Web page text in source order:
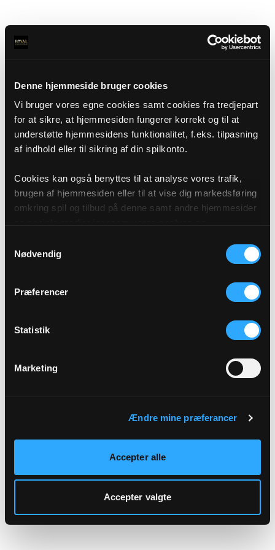
Denne hjemmeside bruger cookies
Vi bruger vores egne cookies samt cookies fra tredjepart
for at sikre, at hjemmesiden fungerer korrekt og til at
understøtte hjemmesidens funktionalitet, f.eks. tilpasning
af indhold eller til sikring af din spilkonto.
Cookies kan også benyttes til at analyse vores trafik,
brugen af hjemmesiden eller til at vise dig markedsføring
omkring spil og tilbud på denne samt andre hjemmesider
af cookies under "Detaljer" eller ved at klikke videre til
vores Cookiepolitik, som du finder i bunden af vores
Nødvendig
Præferencer
Statistik
Marketing
Ændre mine præferancer
Accepter alle
Accepter valgte